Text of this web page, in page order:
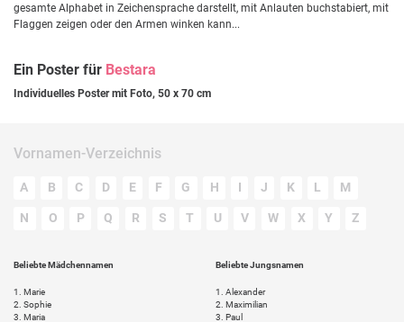
gesamte Alphabet in Zeichensprache darstellt, mit Anlauten buchstabiert, mit
Flaggen zeigen oder den Armen winken kann...
Ein Poster für Bestara
Individuelles Poster mit Foto, 50 x 70 cm
Vornamen-Verzeichnis
A B C D E F G H I J K L M
N O P Q R S T U V W X Y Z
Beliebte Mädchennamen
1.
Marie
2. Sophie
3. Maria
Beliebte Jungsnamen
1.
Alexander
2. Maximilian
3. Paul